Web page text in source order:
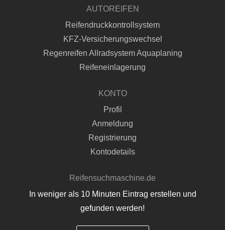
AUTOREIFEN
Reifendruckkontrollsystem
KFZ-Versicherungswechsel
Regenreifen Allradsystem Aquaplaning
Reifeneinlagerung
KONTO
Profil
Anmeldung
Registrierung
Kontodetails
Reifensuchmaschine.de
In weniger als 10 Minuten Eintrag erstellen und
gefunden werden!